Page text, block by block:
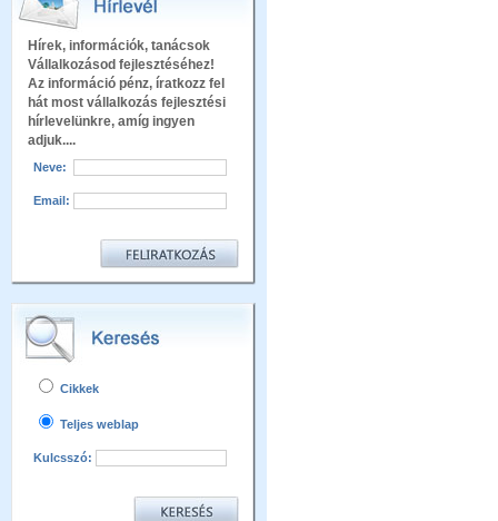
Hírek, információk, tanácsok
Vállalkozásod fejlesztéséhez!
Az információ pénz, íratkozz fel
hát most vállalkozás fejlesztési
hírlevelünkre, amíg ingyen
adjuk....
Neve:
Email:
Cikkek
Teljes weblap
Kulcsszó: